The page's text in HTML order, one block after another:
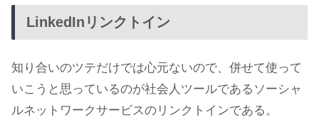
LinkedInリンクトイン
知り合いのツテだけでは心元ないので、併せて使って
いこうと思っているのが社会人ツールであるソーシャ
ルネットワークサービスのリンクトインである。